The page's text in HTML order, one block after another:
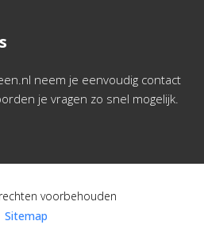
neem je eenvoudig contact
je vragen zo snel mogelijk.
voorbehouden
Sitemap